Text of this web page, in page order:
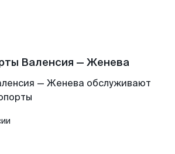
Валенсия — Женева
— Женева обслуживают